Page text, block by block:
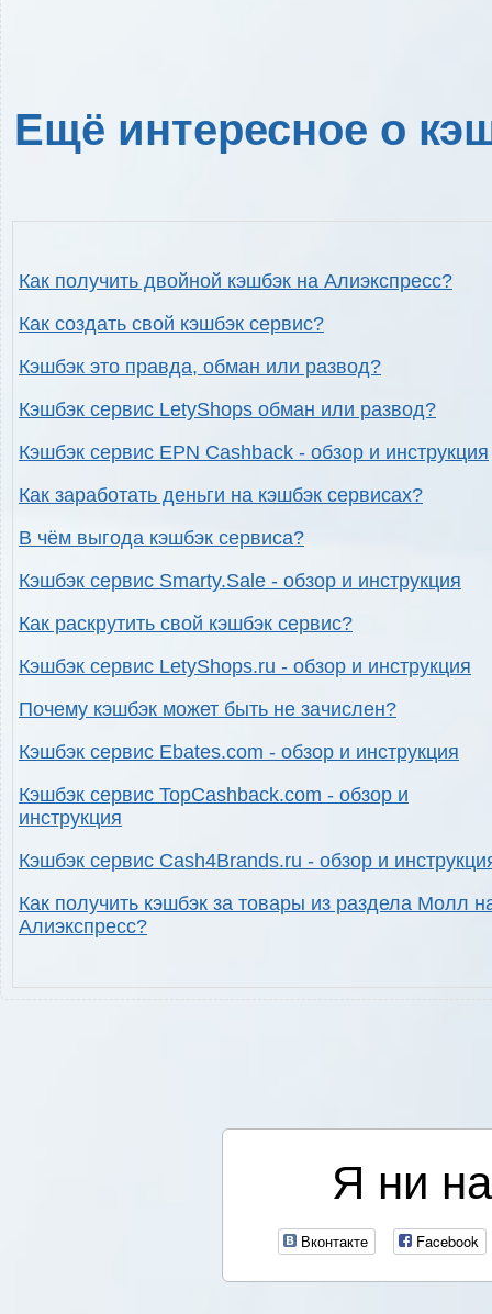
Ещё интересное о
Как получить двойной кэшбэк на Алиэкспресс?
Как создать свой кэшбэк сервис?
Кэшбэк это правда, обман или развод?
Кэшбэк сервис LetyShops обман или развод?
Кэшбэк сервис EPN Cashback - обзор и инструкция
Как заработать деньги на кэшбэк сервисах?
В чём выгода кэшбэк сервиса?
Кэшбэк сервис Smarty.Sale - обзор и инструкция
Как раскрутить свой кэшбэк сервис?
Кэшбэк сервис LetyShops.ru - обзор и инструкция
Почему кэшбэк может быть не зачислен?
Кэшбэк сервис Ebates.com - обзор и инструкция
Кэшбэк сервис TopCashback.com - обзор и
инструкция
Кэшбэк сервис Cash4Brands.ru - обзор и
Как получить кэшбэк за товары из раздела Молл
Алиэкспресс?
Я ни
Вконтакте Facebook